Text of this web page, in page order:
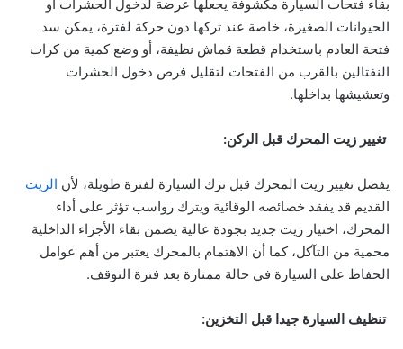
بقاء فتحات السيارة مكشوفة يجعلها عرضة لدخول الحشرات أو
الحيوانات الصغيرة، خاصة عند تركها دون حركة لفترة، يمكن سد
فتحة العادم باستخدام قطعة قماش نظيفة، أو وضع كمية من كرات
النفتالين بالقرب من الفتحات لتقليل فرص دخول الحشرات
وتعشيشها بداخلها.
تغيير زيت المحرك قبل الركن:
يفضل تغيير زيت المحرك قبل ترك السيارة لفترة طويلة، لأن الزيت
القديم قد يفقد خصائصه الوقائية ويترك رواسب تؤثر على أداء
المحرك، اختيار زيت جديد بجودة عالية يضمن بقاء الأجزاء الداخلية
محمية من التآكل، كما أن الاهتمام بالمحرك يعتبر من أهم عوامل
الحفاظ على السيارة في حالة ممتازة بعد فترة التوقف.
تنظيف السيارة جيدا قبل التخزين: